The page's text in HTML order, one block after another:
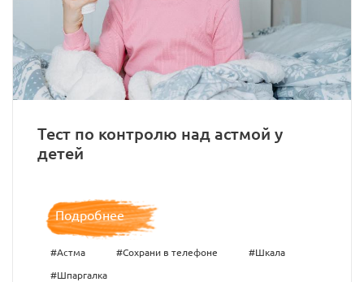
Тест по контролю над астмой у
детей
Подробнее
#Астма #Сохрани в телефоне #Шкала
#Шпаргалка